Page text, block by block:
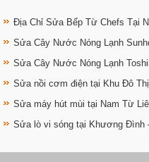
Địa Chỉ Sửa Bếp Từ Chefs Tại
Sửa Cây Nước Nóng Lạnh
Sửa Cây Nước Nóng Lạnh
Sửa nồi cơm điện tại Khu Đô
Sửa máy hút mùi tại Nam Từ
Sửa lò vi sóng tại Khương Đình